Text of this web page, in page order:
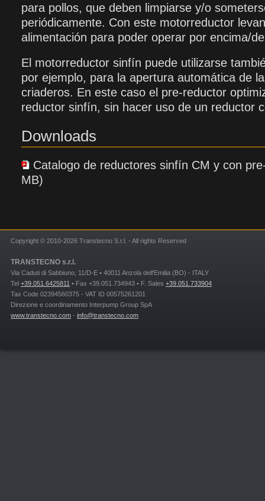
para pollos, que deben limpiarse y/o
periódicamente. Con este motorreductor
alimentación para poder operar por encima/
El motorreductor sinfín puede utilizarse
por ejemplo, para la apertura automática de
criaderos. En este caso el pre-reductor
reductor sinfín, sin hacer uso de un reductor
Downloads
Catalogo de reductores sinfín CM y con
MB)
Copyright © 2010-2026 Transtecno S.r.l. - All rights Reserved
TRANSTECNO s.r.l.
Via Caduti di Sabbiuno, 11/D-E • 40011 Anzola dell'Emilia (BO) - ITALY
Tel +39.051.6425811 • Fax +39.051.734943 • F. Sales +39.051.733904
Tax Code 02394560375 - VAT ID 00575261201
Direzione e coordinamento Interpump Group SpA
www.transtecno.com - info@transtecno.com